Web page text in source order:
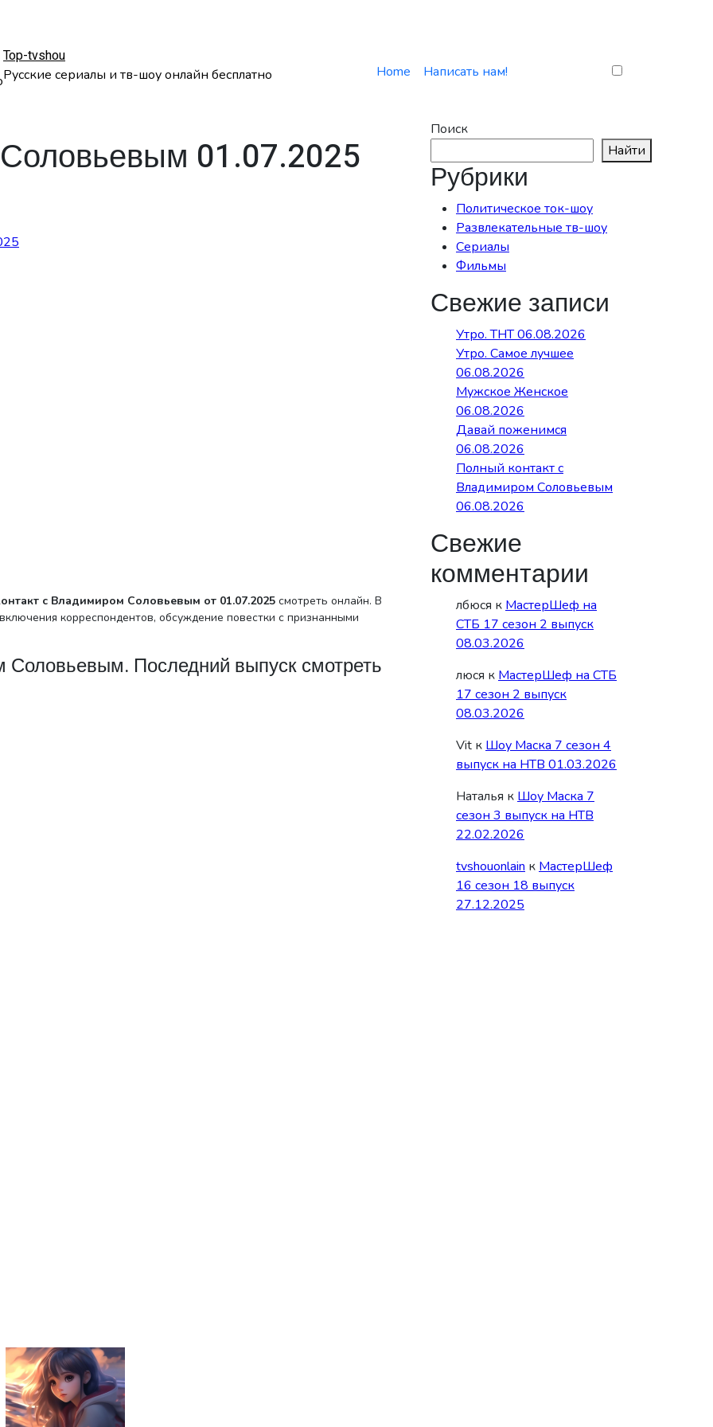
Top-tvshou
Русские сериалы и тв-шоу онлайн бесплатно Home Написать нам!
01.07.2025
с Владимиром Соловьевым от 01.07.2025 смотреть онлайн. В
корреспондентов, обсуждение повестки с признанными
Последний выпуск смотреть
Поиск
Найти
Рубрики
Политическое ток-шоу
Развлекательные тв-шоу
Сериалы
Фильмы
Свежие записи
Утро. ТНТ 06.08.2026
Утро. Самое лучшее
06.08.2026
Мужское Женское
06.08.2026
Давай поженимся
06.08.2026
Полный контакт с
Владимиром Соловьевым
06.08.2026
Свежие
комментарии
лбюся к МастерШеф на
СТБ 17 сезон 2 выпуск
08.03.2026
люся к МастерШеф на СТБ
17 сезон 2 выпуск
08.03.2026
Vit к Шоу Маска 7 сезон 4
выпуск на НТВ 01.03.2026
Наталья к Шоу Маска 7
сезон 3 выпуск на НТВ
22.02.2026
tvshouonlain к МастерШеф
16 сезон 18 выпуск
27.12.2025